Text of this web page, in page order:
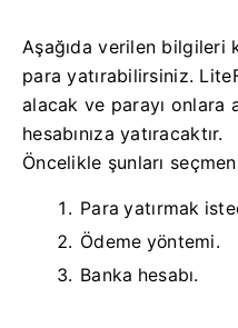
Aşağıda verilen bilgileri
para yatırabilirsiniz.
alacak ve parayı onlara
hesabınıza yatıracaktır.
Öncelikle şunları
Para yatırmak
Ödeme yöntemi.
Banka hesabı.